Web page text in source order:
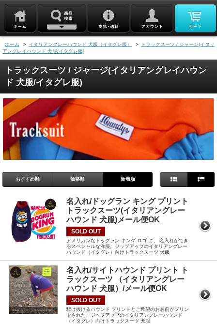
ホーム > イタリアングレーハウンド 犬服（イタグレ服） >
トラックスーツ / ジャージ(イタリ
アングレイハウンド 犬服/イタグレ服)
トラックスーツ / ジャージ(イタリアングレイハウン
ド 犬服/イタグレ服)
おすすめ順 価格順 新着順
名入れ/ドッグラン キング プリント
トラックスーツ(イタリアングレー
ハウンド 犬服)メール便OK
SOLD OUT
アメリカンなドッグラン キング ロゴ に、 名入れができ
るスペシャルな洋服。ジップアップのイタリアングレー
ハウンド（イタグレ）向けトラックスーツ 犬服
名入れ/サイトハウンド プリント ト
ラックスーツ （イタリアングレー
ハウンド 犬服）/メール便OK
SOLD OUT
駆け抜けるハウンド プリントとご希望のお名前がプリン
トされた、ジップアップのイタリアングレーハウンド
（イタグレ）向けトラックスーツ 犬服